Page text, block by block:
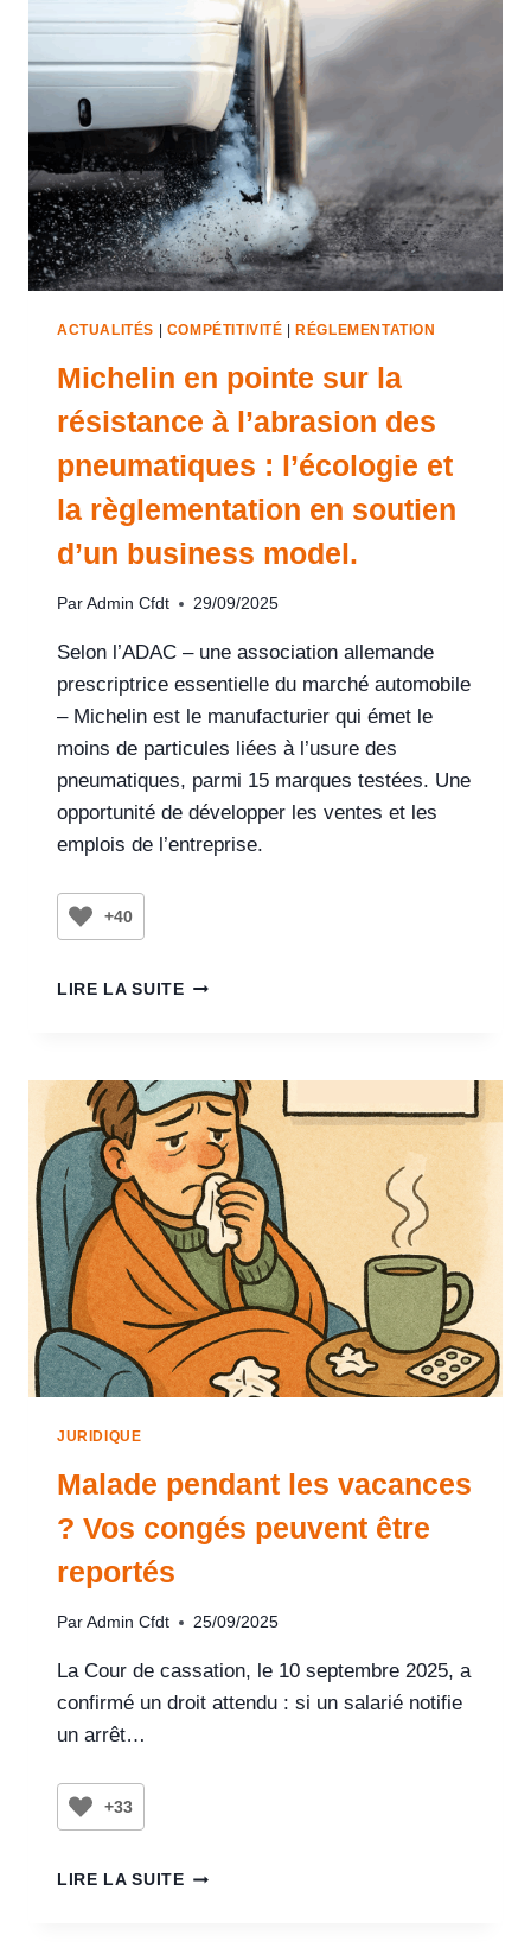
ACTUALITÉS | COMPÉTITIVITÉ |RÉGLEMENTATION
Michelin en pointe sur la
résistance à l’abrasion des
pneumatiques : l’écologie et
la règlementation en soutien
d’un business model.
Par Admin Cfdt 29/09/2025
Selon l’ADAC – une association allemande
prescriptrice essentielle du marché automobile
– Michelin est le manufacturier qui émet le
moins de particules liées à l’usure des
pneumatiques, parmi 15 marques testées. Une
opportunité de développer les ventes et les
emplois de l’entreprise.
+40
LIRE LA SUITE
JURIDIQUE
Malade pendant les vacances
? Vos congés peuvent être
reportés
Par Admin Cfdt 25/09/2025
La Cour de cassation, le 10 septembre 2025, a
confirmé un droit attendu : si un salarié notifie
un arrêt…
+33
LIRE LA SUITE